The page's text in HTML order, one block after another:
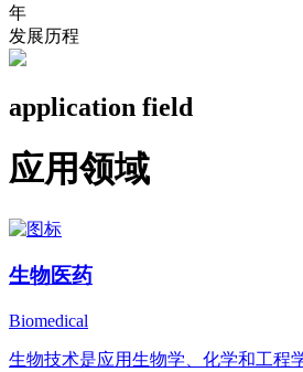
年
发展历程
application field
应用领域
生物医药
Biomedical
生物技术是应用生物学、化学和工程